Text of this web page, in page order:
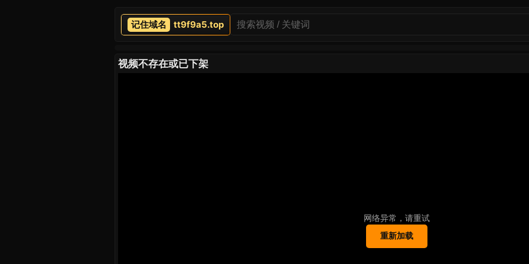
tt9f9a5.top
视频不存在或已下架
网络异常，请重试
重新加载